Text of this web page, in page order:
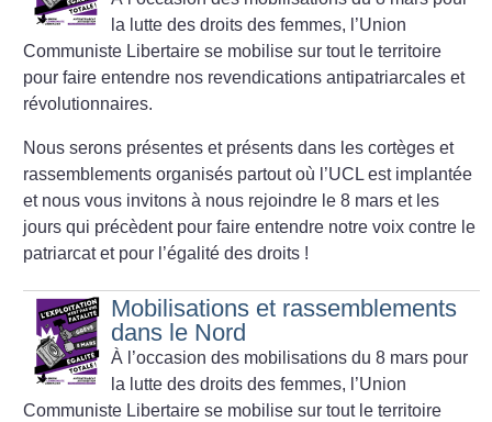
la lutte des droits des femmes, l’Union
Communiste Libertaire se mobilise sur tout le territoire
pour faire entendre nos revendications antipatriarcales et
révolutionnaires.
Nous serons présentes et présents dans les cortèges et
rassemblements organisés partout où l’UCL est implantée
et nous vous invitons à nous rejoindre le 8 mars et les
jours qui précèdent pour faire entendre notre voix contre le
patriarcat et pour l’égalité des droits !
Mobilisations et rassemblements
dans le Nord
À l’occasion des mobilisations du 8 mars pour
la lutte des droits des femmes, l’Union
Communiste Libertaire se mobilise sur tout le territoire